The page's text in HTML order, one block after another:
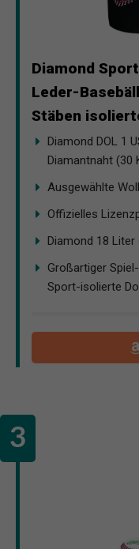
Diamond
Leder-
Stäben
Diamond DOL 1
Diamantnaht (30
Ausgewählte
Offizielles
Diamond 18
Großartiger
Sport-isolierte